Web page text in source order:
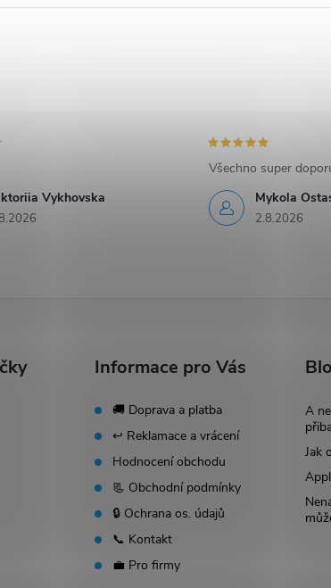
Vykhovska Mykola
2.8.2026
Všechno super
Informace pro Vás
🚚 Doprava a platba
↩️ Reklamace a vrácení
Hodnocení obchodu
📃 Obchodní podmínky
🔒 Ochrana os. údajů
📞 Kontakt
💼 Pro firmy
A
Jak